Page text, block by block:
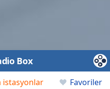
istasyonlar Favoriler
Box